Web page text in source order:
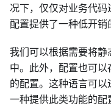
况下，仅仅对业务代码
配置提供了一种低开销
我们可以根据需要将静
中。此外，配置也可
的配置。这种语言可
一种提供此类功能的配